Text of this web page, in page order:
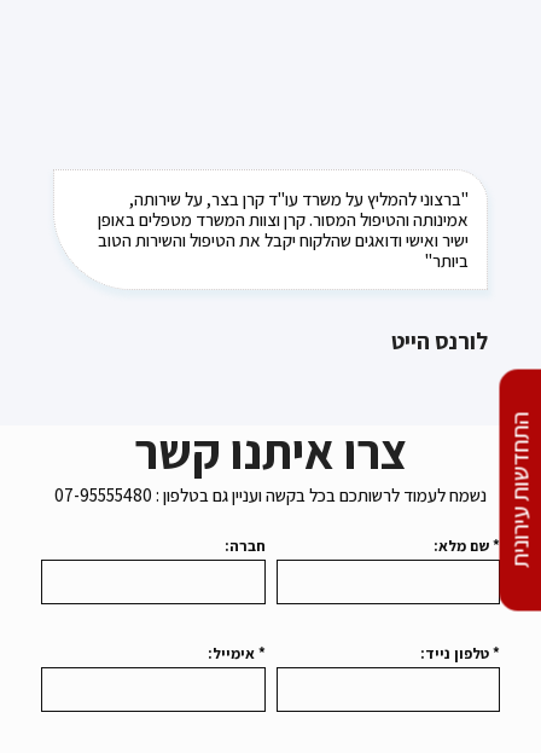
התחדשות עירונית
"ברצוני להמליץ על משרד עו"ד קרן בצר, על שירותה,
אמינותה והטיפול המסור. קרן וצוות המשרד מטפלים באופן
ישיר ואישי ודואגים שהלקוח יקבל את הטיפול והשירות הטוב
ביותר"
לורנס הייט
צרו איתנו קשר
נשמח לעמוד לרשותכם בכל בקשה ועניין גם בטלפון : 07-95555480
* שם מלא: חברה:
* טלפון נייד: * אימייל: